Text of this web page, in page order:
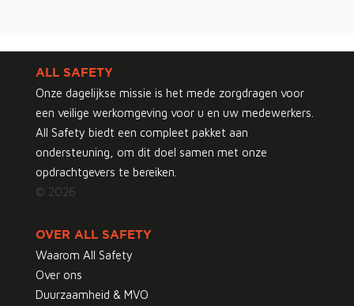
ALL SAFETY
Onze dagelijkse missie is het mede zorgdragen voor
een veilige werkomgeving voor u en uw medewerkers.
All Safety biedt een compleet pakket aan
ondersteuning, om dit doel samen met onze
opdrachtgevers te bereiken.
© 2026
OVER ALL SAFETY
Waarom All Safety
Over ons
Duurzaamheid & MVO